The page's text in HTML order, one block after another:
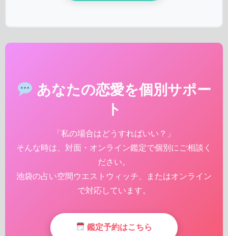
あなたの恋愛を個別サポー
ト
「私の場合はどうすればいい？」
そんな時は、対面・オンライン鑑定で個別にご相談く
ださい。
池袋の占い空間ウエストウィッチ、またはオンライン
で対応しています。
鑑定予約はこちら